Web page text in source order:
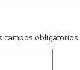
campos